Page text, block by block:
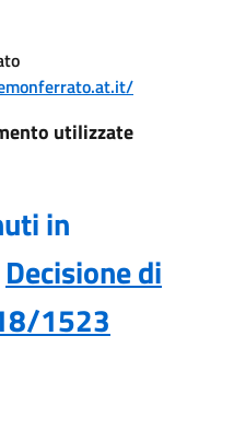
utilizzate
in
Decisione di
1523